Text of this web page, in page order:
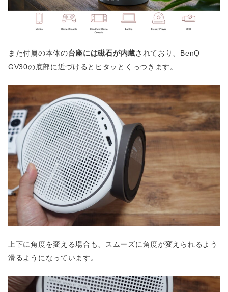
また付属の本体の台座には磁石が内蔵されており、BenQ
GV30の底部に近づけるとピタッとくっつきます。
上下に角度を変える場合も、スムーズに角度が変えられるよう
滑るようになっています。